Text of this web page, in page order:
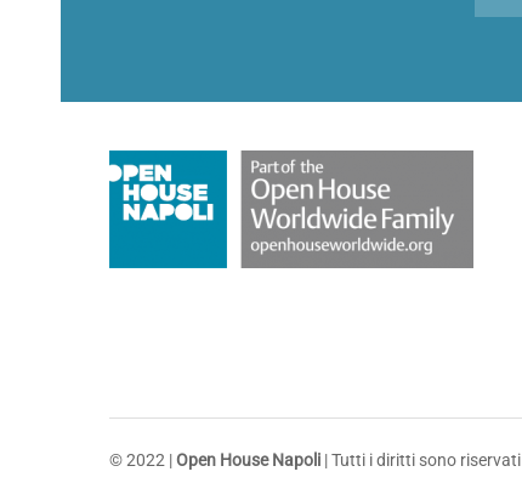
© 2022 |Open House Napoli | Tutti i diritti sono riservati